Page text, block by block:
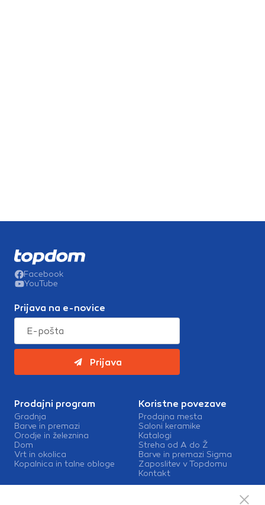
Facebook
YouTube
Prijava na e-novice
Prijava
Prodajni program
Gradnja
Barve in premazi
Orodje in železnina
Dom
Vrt in okolica
Kopalnica in talne obloge
Koristne povezave
Prodajna mesta
Saloni keramike
Katalogi
Streha od A do Ž
Barve in premazi Sigma
Zaposlitev v Topdomu
Kontakt